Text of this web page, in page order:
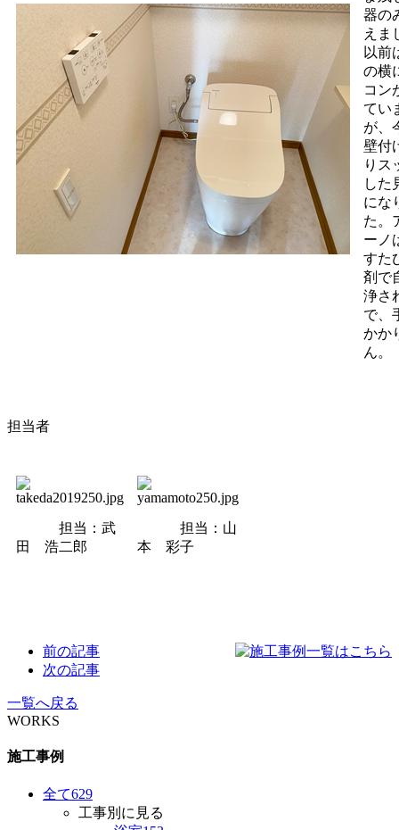
器の
えま
以前
の横
コン
てい
が、
壁付
りス
した
にな
た。
ーノ
すた
剤で
浄さ
で、
かか
ん。
担当者
担当：武
田 浩二郎
担当：山
本 彩子
前の記事
次の記事
一覧へ戻る
WORKS
施工事例
全て629
工事別に見る